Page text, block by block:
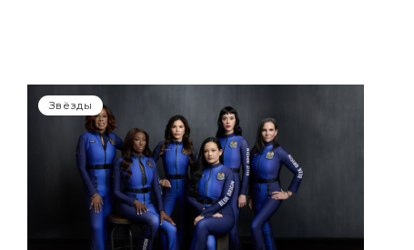
Звёзды